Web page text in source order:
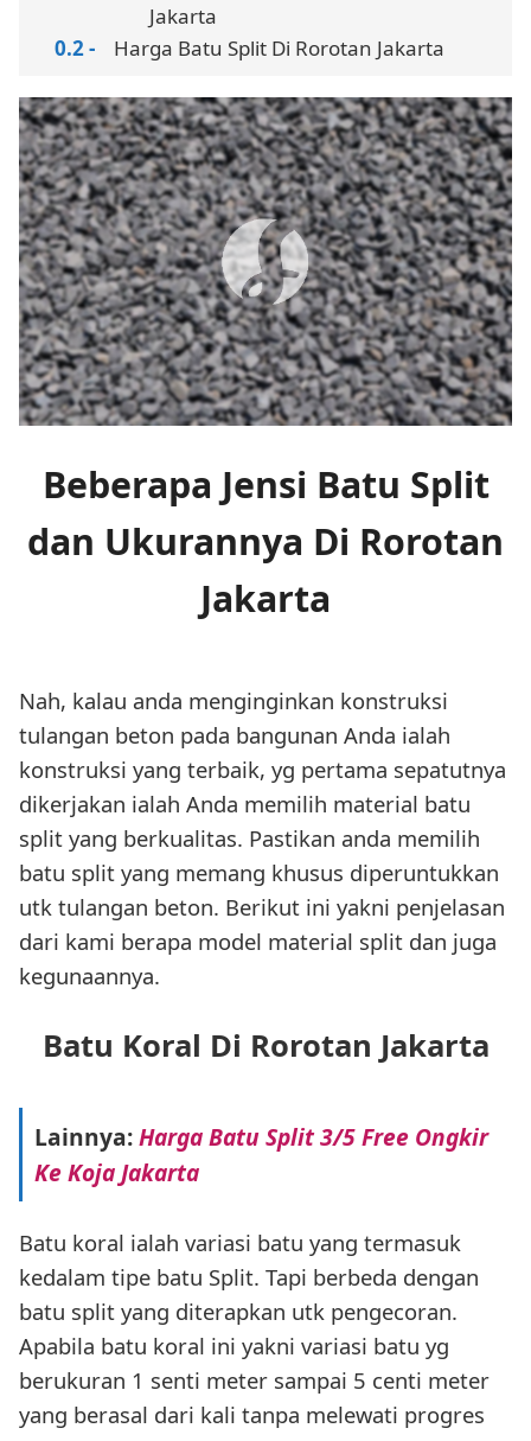
Jakarta
Harga Batu Split Di Rorotan Jakarta
Beberapa Jensi Batu Split
dan Ukurannya Di Rorotan
Jakarta
Nah, kalau anda menginginkan konstruksi
tulangan beton pada bangunan Anda ialah
konstruksi yang terbaik, yg pertama sepatutnya
dikerjakan ialah Anda memilih material batu
split yang berkualitas. Pastikan anda memilih
batu split yang memang khusus diperuntukkan
utk tulangan beton. Berikut ini yakni penjelasan
dari kami berapa model material split dan juga
kegunaannya.
Batu Koral Di Rorotan Jakarta
Lainnya:Harga Batu Split 3/5 Free Ongkir
Ke Koja Jakarta
Batu koral ialah variasi batu yang termasuk
kedalam tipe batu Split. Tapi berbeda dengan
batu split yang diterapkan utk pengecoran.
Apabila batu koral ini yakni variasi batu yg
berukuran 1 senti meter sampai 5 centi meter
yang berasal dari kali tanpa melewati progres